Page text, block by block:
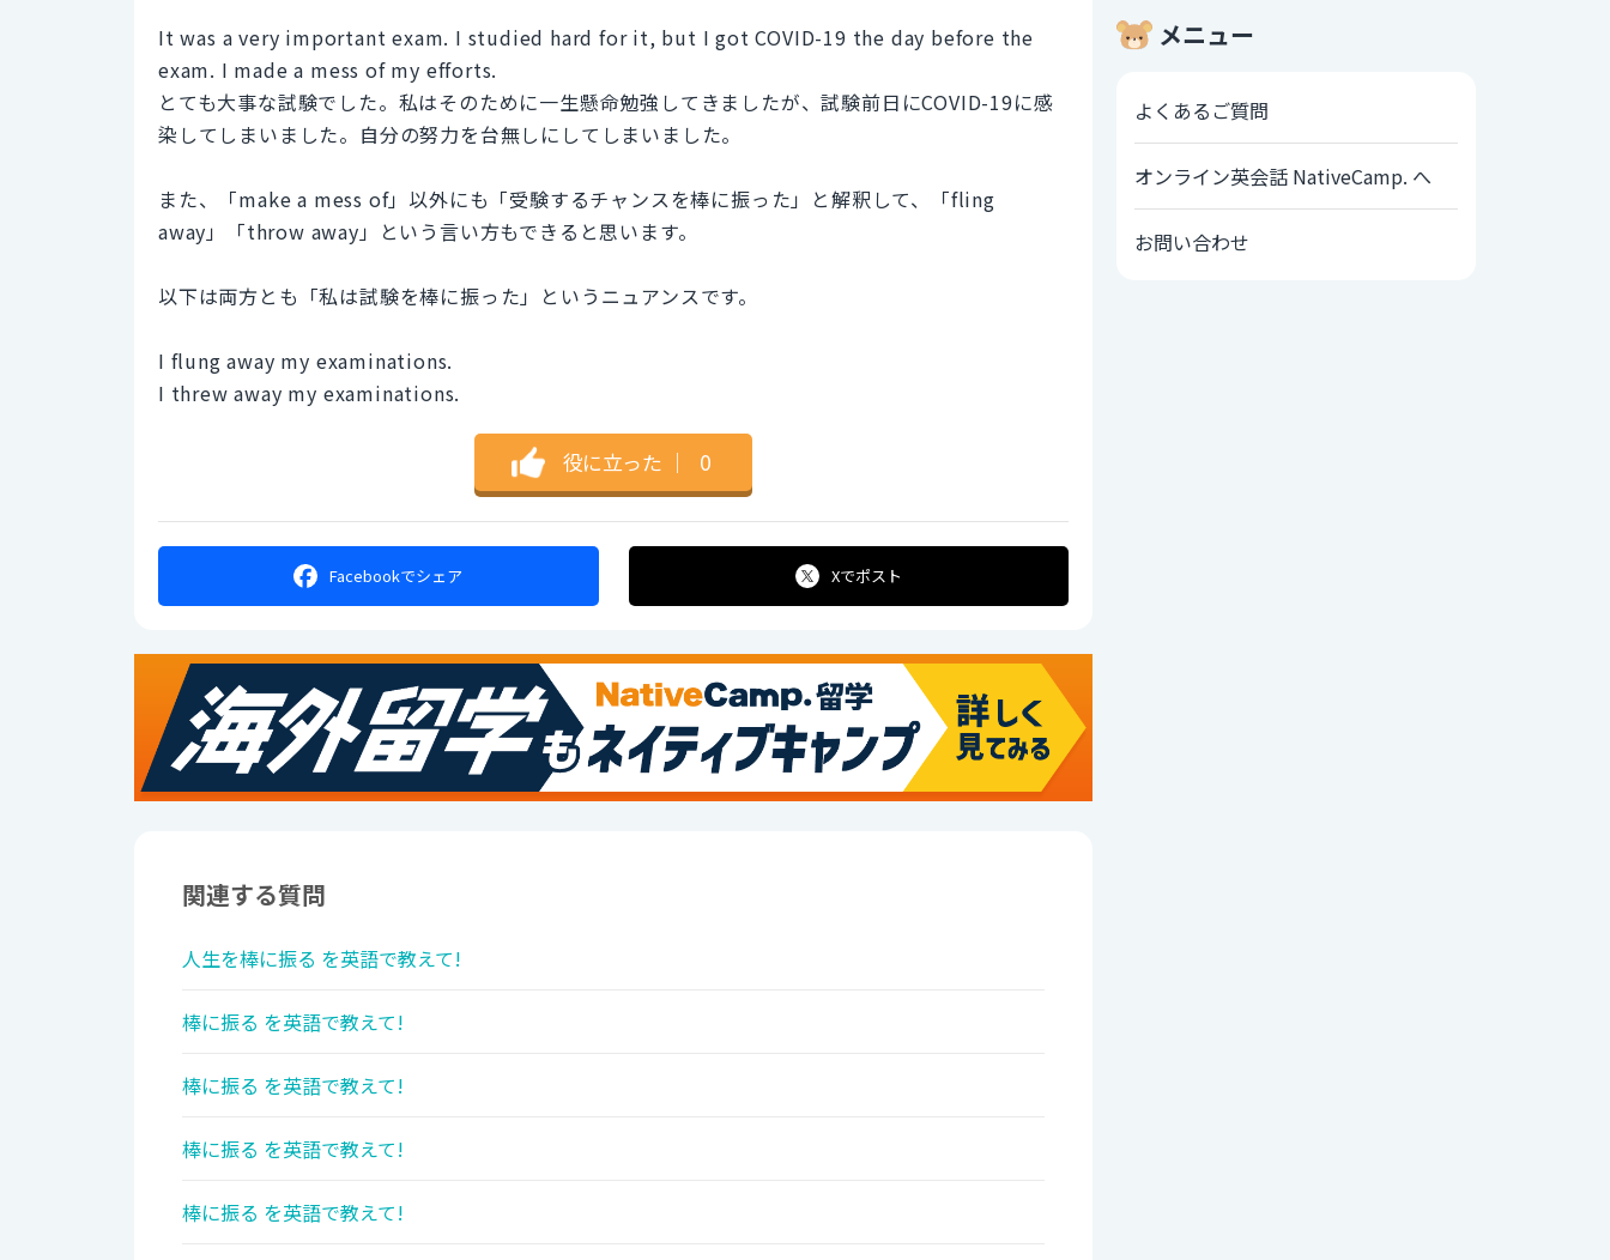
It was a very important exam. I studied hard for it, but I got COVID-19 the day before the
exam. I made a mess of my efforts.
とても大事な試験でした。私はそのために一生懸命勉強してきましたが、試験前日にCOVID-19に感
染してしまいました。自分の努力を台無しにしてしまいました。
また、「make a mess of」以外にも「受験するチャンスを棒に振った」と解釈して、「fling
away」「throw away」という言い方もできると思います。
以下は両方とも「私は試験を棒に振った」というニュアンスです。
I flung away my examinations.
I threw away my examinations.
役に立った ｜ 0
Facebookでシェア Xでポスト
関連する質問
人生を棒に振る を英語で教えて!
棒に振る を英語で教えて!
棒に振る を英語で教えて!
棒に振る を英語で教えて!
棒に振る を英語で教えて!
メニュー
よくあるご質問
オンライン英会話 NativeCamp. へ
お問い合わせ